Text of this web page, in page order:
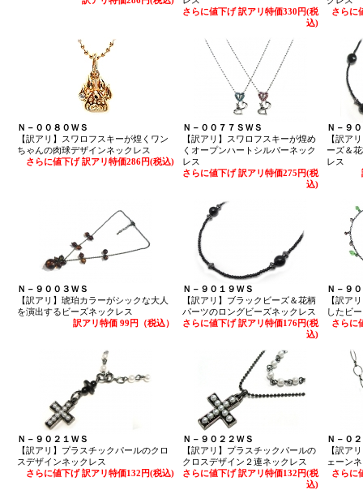
さらに値下げ 訳アリ特価330円(税
込)
さらに
Ｎ－００８０ＷＳ
【訳アリ】スワロフスキーが煌くワン
ちゃんの肉球デザインネックレス
さらに値下げ 訳アリ特価286円(税込)
Ｎ－００７７ＳＷＳ
【訳アリ】スワロフスキーが煌め
くオープンハートシルバーネック
レス
さらに値下げ 訳アリ特価275円(税
込)
Ｎ－９
【訳ア
ーズ＆
レス
Ｎ－９００３ＷＳ
【訳アリ】琥珀カラーがシックな大人
を演出するビーズネックレス
訳アリ特価 99円（税込）
Ｎ－９０１９ＷＳ
【訳アリ】ブラックビーズ＆花柄
パーツのロングビーズネックレス
さらに値下げ 訳アリ特価176円(税
込)
Ｎ－９
【訳ア
したビ
さらに
Ｎ－９０２１ＷＳ
【訳アリ】プラスチックパールのクロ
スデザインネックレス
さらに値下げ 訳アリ特価132円(税込)
Ｎ－９０２２ＷＳ
【訳アリ】プラスチックパールの
クロスデザイン２連ネックレス
さらに値下げ 訳アリ特価132円(税
込)
Ｎ－０
【訳ア
ェーン
さらに